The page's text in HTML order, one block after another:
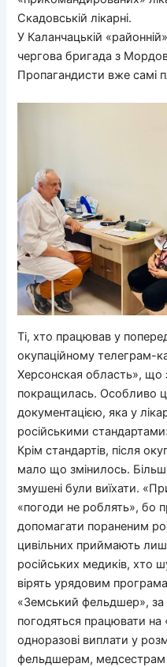
Скадовській лікарні.
У Каланчацькій
чергова бригада з
Пропагандисти вже самі
Ті, хто працював у
окупаційному
Херсонская область», що
покращилась. Особливо
документацією, яка у
російськими
Крім стандартів, після
мало що змінилось.
змушені були виїхати.
«погоди не роблять», бо
допомагати пораненим
цивільних приймають
російських медиків, хто
вірять урядовим
«Земський фельдшер», за
погодяться працювати на
одноразові виплати у
фельдшерам, медсестрам